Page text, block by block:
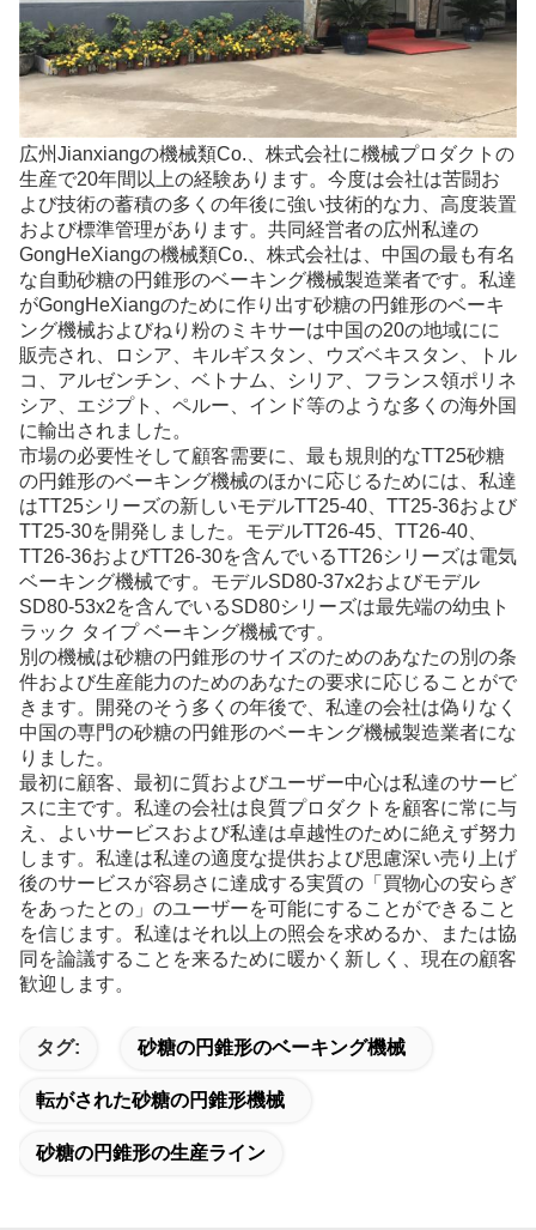
広州Jianxiangの機械類Co.、株式会社に機械プロダクトの
生産で20年間以上の経験あります。今度は会社は苦闘お
よび技術の蓄積の多くの年後に強い技術的な力、高度装置
および標準管理があります。共同経営者の広州私達の
GongHeXiangの機械類Co.、株式会社は、中国の最も有名
な自動砂糖の円錐形のベーキング機械製造業者です。私達
がGongHeXiangのために作り出す砂糖の円錐形のベーキ
ング機械およびねり粉のミキサーは中国の20の地域にに
販売され、ロシア、キルギスタン、ウズベキスタン、トル
コ、アルゼンチン、ベトナム、シリア、フランス領ポリネ
シア、エジプト、ペルー、インド等のような多くの海外国
に輸出されました。
市場の必要性そして顧客需要に、最も規則的なTT25砂糖
の円錐形のベーキング機械のほかに応じるためには、私達
はTT25シリーズの新しいモデルTT25-40、TT25-36および
TT25-30を開発しました。モデルTT26-45、TT26-40、
TT26-36およびTT26-30を含んでいるTT26シリーズは電気
ベーキング機械です。モデルSD80-37x2およびモデル
SD80-53x2を含んでいるSD80シリーズは最先端の幼虫ト
ラック タイプ ベーキング機械です。
別の機械は砂糖の円錐形のサイズのためのあなたの別の条
件および生産能力のためのあなたの要求に応じることがで
きます。開発のそう多くの年後で、私達の会社は偽りなく
中国の専門の砂糖の円錐形のベーキング機械製造業者にな
りました。
最初に顧客、最初に質およびユーザー中心は私達のサービ
スに主です。私達の会社は良質プロダクトを顧客に常に与
え、よいサービスおよび私達は卓越性のために絶えず努力
します。私達は私達の適度な提供および思慮深い売り上げ
後のサービスが容易さに達成する実質の「買物心の安らぎ
をあったとの」のユーザーを可能にすることができること
を信じます。私達はそれ以上の照会を求めるか、または協
同を論議することを来るために暖かく新しく、現在の顧客
歓迎します。
タグ: 砂糖の円錐形のベーキング機械
転がされた砂糖の円錐形機械
砂糖の円錐形の生産ライン